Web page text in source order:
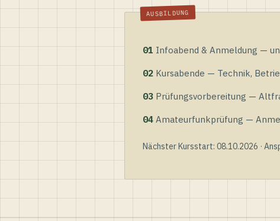
01 Infoabend & Anmeldung —
02 Kursabende — Technik,
03 Prüfungsvorbereitung —
04 Amateurfunkprüfung —
Nächster Kursstart: 08.10.2026 ·